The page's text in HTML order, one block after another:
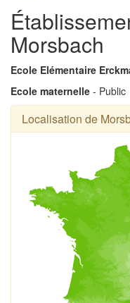
Morsbach
Ecole Elémentaire
Ecole maternelle - Public
Localisation de